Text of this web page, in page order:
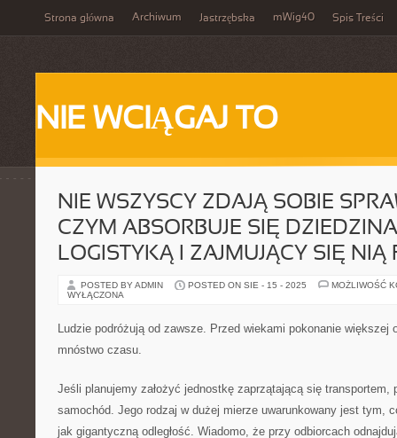
Strona główna Archiwum Jastrzębska mWig40 Spis Treści
NIE WCIĄGAJ TO
NIE WSZYSCY ZDAJĄ SOBIE
CZYM ABSORBUJE SIĘ
LOGISTYKĄ I ZAJMUJĄCY SIĘ NIĄ
POSTED BY ADMIN POSTED ON SIE - 15 - 2025
MOŻLIWOŚĆ
WYŁĄCZONA
Ludzie podróżują od zawsze. Przed wiekami pokonanie większej
mnóstwo czasu.
Jeśli planujemy założyć jednostkę zaprzątającą się transportem,
samochód. Jego rodzaj w dużej mierze uwarunkowany jest tym,
jak gigantyczną odległość. Wiadomo, że przy odbiorcach